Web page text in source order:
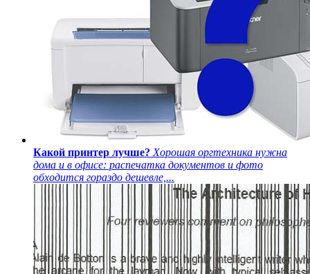
Какой принтер лучше? Хорошая оргтехника нужна
дома и в офисе: распечатка документов и фото
обходится гораздо дешевле,...